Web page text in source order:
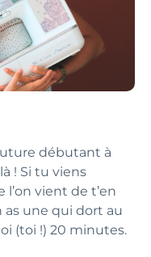
débutant à
! Si tu viens
vient de t’en
une qui dort au
(toi !) 20 minutes.